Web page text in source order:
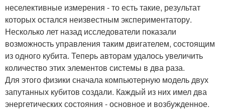
неселективные измерения - то есть такие, результат
которых остался неизвестным экспериментатору.
Несколько лет назад исследователи показали
возможность управления таким двигателем, состоящим
из одного кубита. Теперь авторам удалось увеличить
количество этих элементов системы в два раза.
Для этого физики сначала компьютерную модель двух
запутанных кубитов создали. Каждый из них имел два
энергетических состояния - основное и возбужденное.